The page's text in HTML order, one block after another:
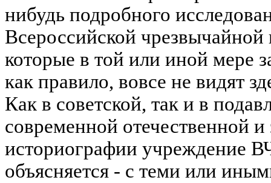
нибудь подробного
Всероссийской
которые в той или иной мере
как правило, вовсе не видят
Как в советской, так и в
современной отечественной
историографии учреждение
объясняется - с теми или